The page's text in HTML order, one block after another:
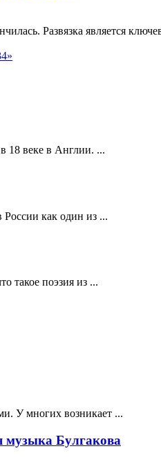
Развязка является
»
18 веке в Англии. ...
России как один из ...
такое поэзия из ...
У многих возникает ...
Булгакова